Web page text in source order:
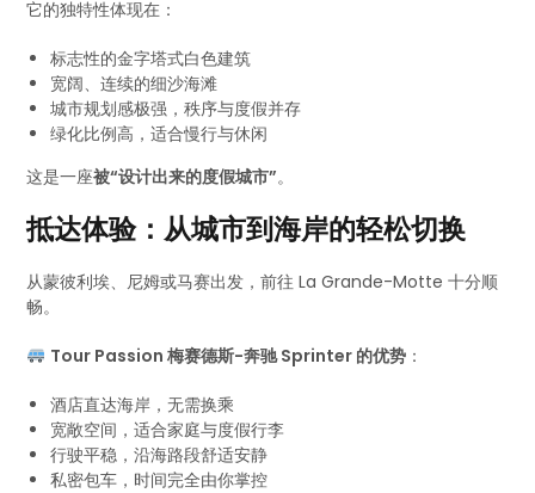
它的独特性体现在：
标志性的金字塔式白色建筑
宽阔、连续的细沙海滩
城市规划感极强，秩序与度假并存
绿化比例高，适合慢行与休闲
这是一座被“设计出来的度假城市”。
抵达体验：从城市到海岸的轻松切换
从蒙彼利埃、尼姆或马赛出发，前往 La Grande-Motte 十分顺
畅。
Tour Passion 梅赛德斯-奔驰 Sprinter 的优势 ：
酒店直达海岸，无需换乘
宽敞空间，适合家庭与度假行李
行驶平稳，沿海路段舒适安静
私密包车，时间完全由你掌控